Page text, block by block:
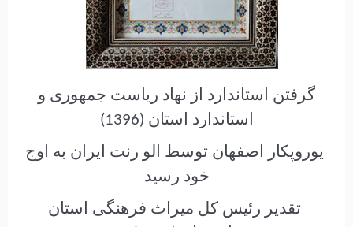
گرفتن استاندارد از نهاد ریاست جمهوری و
استاندارد استان (1396)
یوروپکار اصفهان توسط الو رنت ایران به اوج
خود رسید
تقدیر رئیس کل میراث فرهنگی استان